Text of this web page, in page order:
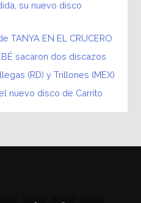
su nuevo disco
TANYA EN EL CRUCERO
sacaron dos discazos
(RD) y Trillones (MEX)
nuevo disco de Carrito